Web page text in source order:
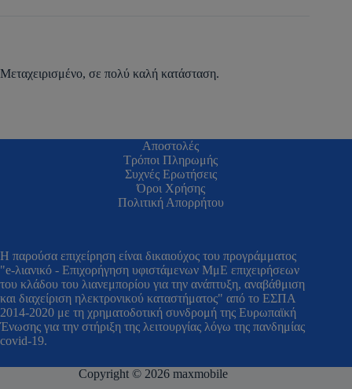
Μεταχειρισμένο, σε πολύ καλή κατάσταση.
Αποστολές
Τρόποι Πληρωμής
Συχνές Ερωτήσεις
Όροι Χρήσης
Πολιτική Απορρήτου
H παρούσα επιχείρηση είναι δικαιούχος του προγράμματος
"e-λιανικό - Επιχορήγηση υφιστάμενων ΜμΕ επιχειρήσεων
του κλάδου του λιανεμπορίου για την ανάπτυξη, αναβάθμιση
και διαχείριση ηλεκτρονικού καταστήματος" από το ΕΣΠΑ
2014-2020 με τη χρηματοδοτική συνδρομή της Ευρωπαϊκή
Ένωσης για την στήριξη της λειτουργίας λόγω της πανδημίας
covid-19.
Copyright © 2026 maxmobile